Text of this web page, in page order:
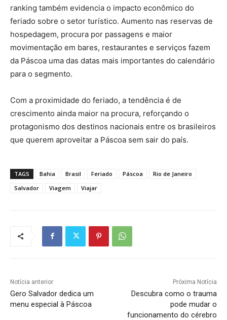
ranking também evidencia o impacto econômico do
feriado sobre o setor turístico. Aumento nas reservas de
hospedagem, procura por passagens e maior
movimentação em bares, restaurantes e serviços fazem
da Páscoa uma das datas mais importantes do calendário
para o segmento.
Com a proximidade do feriado, a tendência é de
crescimento ainda maior na procura, reforçando o
protagonismo dos destinos nacionais entre os brasileiros
que querem aproveitar a Páscoa sem sair do país.
TAGS Bahia Brasil Feriado Páscoa
Rio de Janeiro
Salvador
Viagem Viajar
Notícia anterior
Gero Salvador dedica um
menu especial à Páscoa
Próxima Notícia
Descubra como o trauma
pode mudar o
funcionamento do cérebro